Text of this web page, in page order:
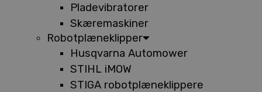
Pladevibratorer
Skæremaskiner
Robotplæneklipper
Husqvarna Automower
STIHL iMOW
STIGA robotplæneklippere